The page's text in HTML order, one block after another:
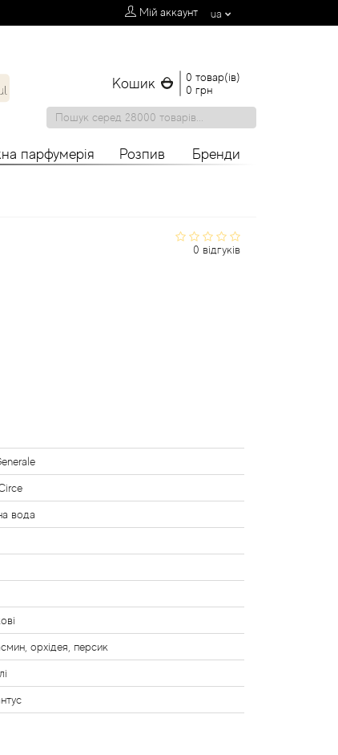
Мій аккаунт ua
Кошик
0 товар(ів)
0 грн
парфумерія Розпив Бренди
0 відгуків
вода
орхідея, персик